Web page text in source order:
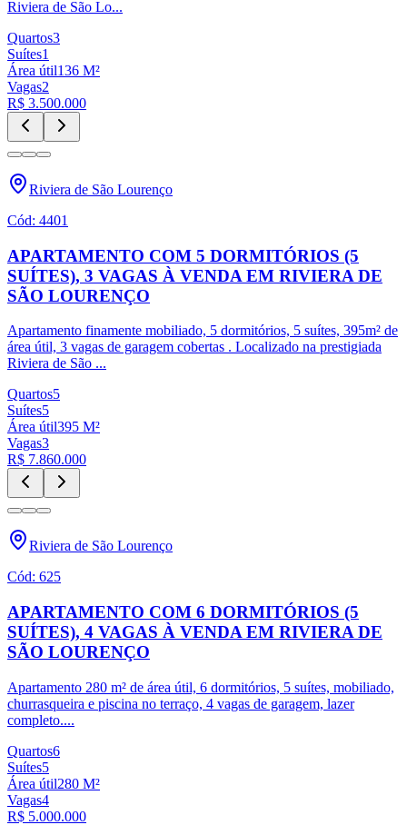
Riviera de São Lo...
Quartos3
Suítes1
Área útil136 M²
Vagas2
R$ 3.500.000
Riviera de São Lourenço
Cód: 4401
APARTAMENTO COM 5 DORMITÓRIOS (5
SUÍTES), 3 VAGAS À VENDA EM RIVIERA DE
SÃO LOURENÇO
Apartamento finamente mobiliado, 5 dormitórios, 5 suítes, 395m² de
área útil, 3 vagas de garagem cobertas . Localizado na prestigiada
Riviera de São ...
Quartos5
Suítes5
Área útil395 M²
Vagas3
R$ 7.860.000
Riviera de São Lourenço
Cód: 625
APARTAMENTO COM 6 DORMITÓRIOS (5
SUÍTES), 4 VAGAS À VENDA EM RIVIERA DE
SÃO LOURENÇO
Apartamento 280 m² de área útil, 6 dormitórios, 5 suítes, mobiliado,
churrasqueira e piscina no terraço, 4 vagas de garagem, lazer
completo....
Quartos6
Suítes5
Área útil280 M²
Vagas4
R$ 5.000.000